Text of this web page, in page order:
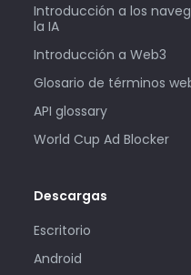
Introducción a los
la IA
Introducción a Web3
Glosario de términos
API glossary
World Cup Ad Blocker
Descargas
Escritorio
Android